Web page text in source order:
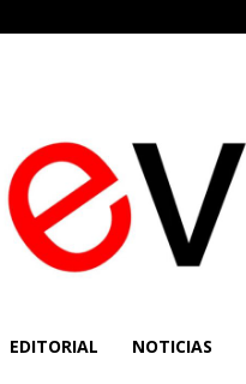
EDITORIAL NOTICIAS